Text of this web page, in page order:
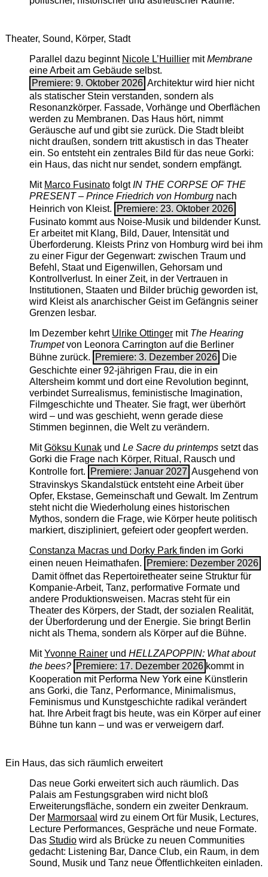
Theater, Sound, Körper, Stadt
Parallel dazu beginnt Nicole L’Huilliermit ­Membrane
eine Arbeit am Gebäude selbst.
Premiere: 9. Oktober 2026 Architektur wird hier nicht
als statischer Stein verstanden, sondern als
Resonanzkörper. Fassade, Vorhänge und Oberflächen
werden zu Membranen. Das Haus hört, nimmt
Geräusche auf und gibt sie zurück. Die Stadt bleibt
nicht draußen, sondern tritt akustisch in das Theater
ein. So entsteht ein zentrales Bild für das neue Gorki:
ein Haus, das nicht nur sendet, sondern empfängt.
Mit Marco FusinatofolgtIN THE CORPSE OF THE
PRESENT – Prince Friedrich von Homburgnach
Heinrich von Kleist.
Premiere: 23. Oktober 2026
Fusinato kommt aus Noise-Musik und bildender Kunst.
Er arbeitet mit Klang, Bild, Dauer, Intensität und
Überforderung. Kleists Prinz von Homburg wird bei ihm
zu einer Figur der Gegenwart: zwischen Traum und
Befehl, Staat und Eigenwillen, Gehorsam und
Kontrollverlust. In einer Zeit, in der Vertrauen in
Institutionen, Staaten und Bilder brüchig geworden ist,
wird Kleist als anarchischer Geist im Gefängnis seiner
Grenzen lesbar.
Im Dezember kehrt Ulrike Ottingermit The ­Hearing
Trumpetvon Leonora Carrington auf die Berliner
Bühne zurück.
Premiere: 3. Dezember 2026 Die
Geschichte einer 92-jährigen Frau, die in ein
Altersheim kommt und dort eine Revolution beginnt,
verbindet Surrealismus, feministische Imagination,
Filmgeschichte und Theater. Sie fragt, wer überhört
wird – und was geschieht, wenn gerade diese
Stimmen beginnen, die Welt zu verändern.
MitGöksu Kunakund Le Sacre du printempssetzt das
Gorki die Frage nach Körper, Ritual, Rausch und
Kontrolle fort.
Premiere: Januar 2027 Ausgehend von
Stravinskys Skandalstück entsteht eine Arbeit über
Opfer, Ekstase, Gemeinschaft und Gewalt. Im Zentrum
steht nicht die Wiederholung eines historischen
Mythos, sondern die Frage, wie Körper heute politisch
markiert, diszipliniert, gefeiert oder geopfert werden.
Constanza Macras und Dorky Park finden im Gorki
einen neuen Heimathafen.
Premiere: Dezember 2026
Damit öffnet das Repertoiretheater seine Struktur für
Kompanie-Arbeit, Tanz, performative Formate und
andere Produktionsweisen. Macras steht für ein
Theater des Körpers, der Stadt, der sozialen Realität,
der Überforderung und der Energie. Sie bringt Berlin
nicht als Thema, sondern als Körper auf die Bühne.
MitYvonne Rainerund HELLZAPOPPIN: What about
the bees? Premiere: 17. Dezember 2026 kommt in
Kooperation mit Performa New York eine Künstlerin
ans Gorki, die Tanz, Performance, Minimalismus,
Feminismus und Kunstgeschichte radikal verändert
hat. Ihre Arbeit fragt bis heute, was ein Körper auf einer
Bühne tun kann – und was er verweigern darf.
Ein Haus, das sich räumlich erweitert
Das neue Gorki erweitert sich auch räumlich. Das
Palais am Festungsgraben wird nicht bloß
Erweiterungsfläche, sondern ein zweiter Denkraum.
Der Marmorsaal wird zu einem Ort für Musik, Lectures,
Lecture Performances, Gespräche und neue Formate.
Das Studiowird als Brücke zu neuen Communities
gedacht: Listening Bar, Dance Club, ein Raum, in dem
Sound, Musik und Tanz neue Öffentlichkeiten einladen.